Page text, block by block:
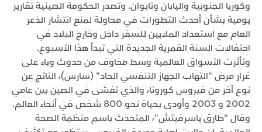
وكوريا الجنوبية واليابان وتايوان. وتصدر الحكومة الصينية تقارير
يومية بشأن أحدث التطورات في محاولة لمنع انتشار الذعر
العام مع استعداد الملايين للسفر داخل وخارج البلاد في
احتفالات السنة القمرية الجديدة التي تبدأ هذا الأسبوع.
وتأثرت الأسواق العالمية وسط مخاوف من حدوث وباء على
غرار مرض "التهاب الجهاز التنفسي الحاد" (سارس)، الناتج عن
نوع آخر من فيروس كورونا، والذي تفشى في الصين بين عامي
2002 و 2003 وأودى بحياة نحو 800 شخص في أنحاء العالم.
وقال "طارق ياسرفيتش"، المتحدث باسم منظمة الصحة